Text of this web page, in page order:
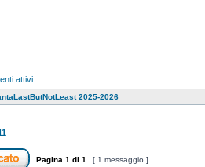
attivi
2025-2026
Pagina 1 di 1 [ 1 messaggio ]